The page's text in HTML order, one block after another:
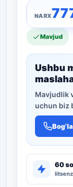
Mavjud
Ushbu
Mavjudlik
uchun biz
60